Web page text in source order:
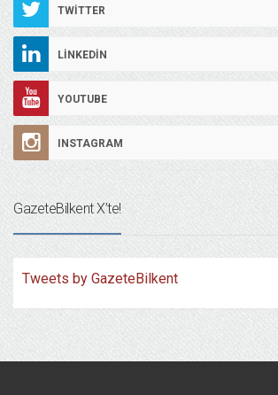
TWITTER
LINKEDIN
YOUTUBE
INSTAGRAM
GazeteBilkent X’te!
Tweets by GazeteBilkent